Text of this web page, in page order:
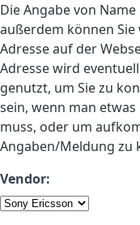
Die Angabe von
außerdem können
Adresse auf der
Adresse wird
genutzt, um Sie zu
sein, wenn man
muss, oder um
Angaben/Meldung zu
Vendor: